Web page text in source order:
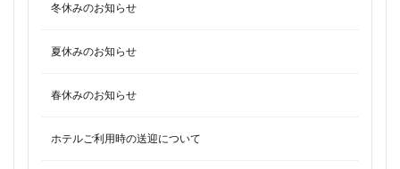
冬休みのお知らせ
夏休みのお知らせ
春休みのお知らせ
ホテルご利用時の送迎について